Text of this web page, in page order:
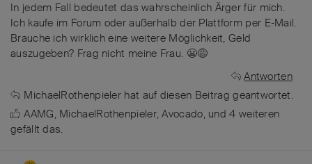
In jedem Fall bedeutet das wahrscheinlich Ärger für mich.
Ich kaufe im Forum oder außerhalb der Plattform per E-Mail.
Brauche ich wirklich eine weitere Möglichkeit, Geld
auszugeben? Frag nicht meine Frau. 😬😅
Antworten
MichaelRothenpieler hat auf diesen Beitrag geantwortet.
AAMG, MichaelRothenpieler,Avocado, und4 weiteren
gefällt das.